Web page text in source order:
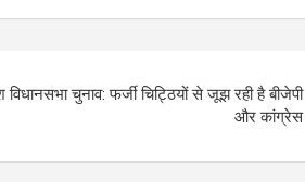
विधानसभा चुनाव: फर्जी चिट्ठियों से जूझ रही है बीजेपी
और कांग्रेस